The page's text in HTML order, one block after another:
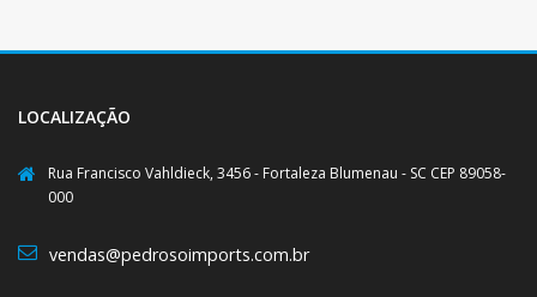
LOCALIZAÇÃO
Rua Francisco Vahldieck, 3456 - Fortaleza Blumenau - SC CEP 89058-
000
vendas@pedrosoimports.com.br